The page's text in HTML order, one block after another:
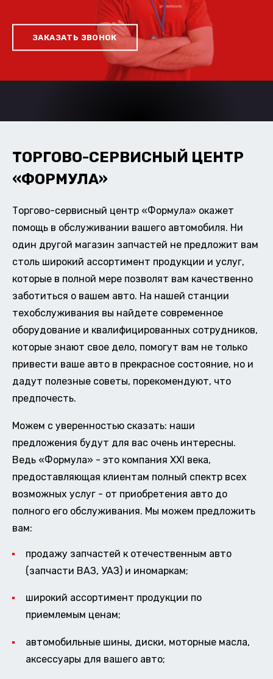
ЗАКАЗАТЬ ЗВОНОК
ТОРГОВО-СЕРВИСНЫЙ ЦЕНТР
«ФОРМУЛА»
Торгово-сервисный центр «Формула» окажет
помощь в обслуживании вашего автомобиля. Ни
один другой магазин запчастей не предложит вам
столь широкий ассортимент продукции и услуг,
которые в полной мере позволят вам качественно
заботиться о вашем авто. На нашей станции
техобслуживания вы найдете современное
оборудование и квалифицированных сотрудников,
которые знают свое дело, помогут вам не только
привести ваше авто в прекрасное состояние, но и
дадут полезные советы, порекомендуют, что
предпочесть.
Можем с уверенностью сказать: наши
предложения будут для вас очень интересны.
Ведь «Формула» - это компания XXI века,
предоставляющая клиентам полный спектр всех
возможных услуг - от приобретения авто до
полного его обслуживания. Мы можем предложить
вам:
продажу запчастей к отечественным авто
(запчасти ВАЗ, УАЗ) и иномаркам;
широкий ассортимент продукции по
приемлемым ценам;
автомобильные шины, диски, моторные масла,
аксессуары для вашего авто;